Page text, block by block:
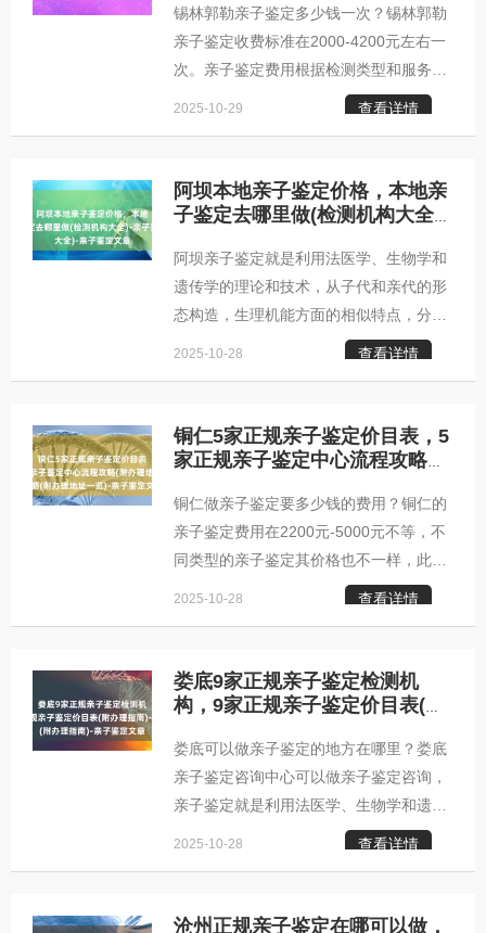
鉴定咨询机构地址：合肥市武珞路717号
国际大厦701室亲子鉴定咨询机构咨询范
围：DNA鉴定咨询，包括：个人(隐私)亲
子鉴定、司法亲子鉴定、胎儿
文章
锡林郭勒亲子鉴定多少钱一次？锡林郭勒
亲子鉴定收费标准在2000-4200元左右一
次。亲子鉴定费用根据检测类型和服务内
容有所不同。个人隐私鉴定价格约为
适用于法律诉讼或户籍办理等正式场合；
无创胎儿亲子鉴定费用较高，约3800-
全。此外，特殊样本（如烟蒂、口香糖
等）或加急服务可能产生额外费用。选择
正规鉴定机构时，需确认其是否具备
CMA/CNAS资质，以确保检测结果的准确
性和费
2025-10-29 查看详情
阿坝本地亲子鉴定价格，本地亲
子鉴定去哪里做(检测机构大全)-
阿坝亲子鉴定就是利用法医学、生物学和
遗传学的理论和技术，从子代和亲代的形
态构造，生理机能方面的相似特点，分析
遗传特征，判断父母与子女之间，是否是
址：阿坝市银盆岭奥克斯国际公寓B座咨
询范围：阿坝市司法亲子鉴定，阿坝市隐
缘鉴定，个体识别，其他基因检测等亲子
鉴定咨询阿坝亲子鉴定咨询中心服务地
区：马尔康市汶川县理县茂县松潘县九寨
沟县金川县小金县黑水县壤塘县阿坝县若
尔盖县红原县阿坝做亲子鉴定流程 选
2025-10-28 查看详情
铜仁5家正规亲子鉴定价目表，5
家正规亲子鉴定中心流程攻略
铜仁做亲子鉴定要多少钱的费用？铜仁的
亲子鉴定费用在2200元-5000元不等，不
同类型的亲子鉴定其价格也不一样，此
外，亲子鉴定的价格还要受到其他的因素
以下是小编整理的亲子鉴定收费标准供参
考。铜仁柚子基因柚子基因亲子鉴定咨询
址：铜仁市银盆岭奥克斯国际公寓铜仁亲
子鉴定咨询中心咨询范围：上户口亲子鉴
定咨询，个人亲子鉴定咨询，司法亲子鉴
定咨询，公证亲子鉴定咨询，入户亲子鉴
定咨询，入学亲子鉴定咨询，
2025-10-28 查看详情
娄底9家正规亲子鉴定检测机
构，9家正规亲子鉴定价目表(附
娄底可以做亲子鉴定的地方在哪里？娄底
亲子鉴定咨询中心可以做亲子鉴定咨询，
亲子鉴定就是利用法医学、生物学和遗传
学的理论和技术，从子代和亲代的形态构
关系，是法医物证鉴定的主要组成部分。
2025-10-28 查看详情
沧州正规亲子鉴定在哪可以做，